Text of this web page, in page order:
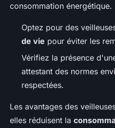
consommation énergétique.
Optez pour des
de vie pour éviter les
Vérifiez la présence
attestant des normes
respectées.
Les avantages des
elles réduisent la